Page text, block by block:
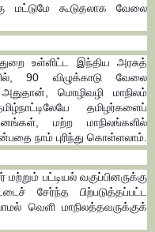
மட்டுமே கூடுதலாக வேலை
உள்ளிட்ட இந்திய அரசுத்
90 விழுக்காடு வேலை
மொழிவழி மாநிலம்
தமிழர்களைப்
மற்ற மாநிலங்களில்
நாம் புரிந்து கொள்ளலாம்.
பட்டியல் வகுப்பினருக்கு
சேர்ந்த பிற்படுத்தப்பட்ட
வெளி மாநிலத்தவருக்குக்